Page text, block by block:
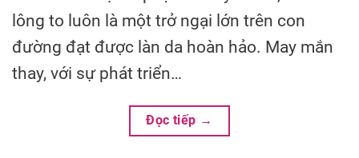
lông to luôn là một trở ngại lớn trên con
đường đạt được làn da hoàn hảo. May mắn
thay, với sự phát triển…
Đọc tiếp →